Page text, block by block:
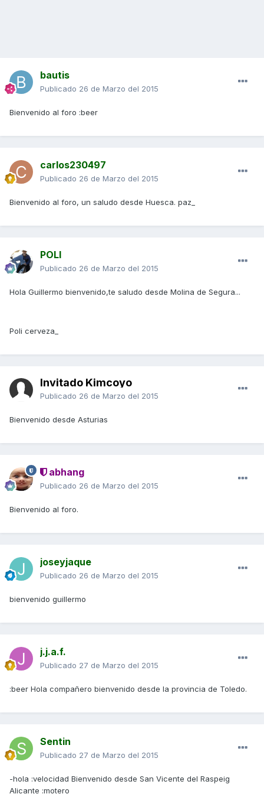
bautis
Publicado 26 de Marzo del 2015
Bienvenido al foro :beer
carlos230497
Publicado 26 de Marzo del 2015
Bienvenido al foro, un saludo desde Huesca. paz_
POLI
Publicado 26 de Marzo del 2015
Hola Guillermo bienvenido,te saludo desde Molina de Segura...
Poli cerveza_
Invitado Kimcoyo
Publicado 26 de Marzo del 2015
Bienvenido desde Asturias
abhang
Publicado 26 de Marzo del 2015
Bienvenido al foro.
joseyjaque
Publicado 26 de Marzo del 2015
bienvenido guillermo
j.j.a.f.
Publicado 27 de Marzo del 2015
:beer Hola compañero bienvenido desde la provincia de Toledo.
Sentin
Publicado 27 de Marzo del 2015
-hola :velocidad Bienvenido desde San Vicente del Raspeig
Alicante :motero